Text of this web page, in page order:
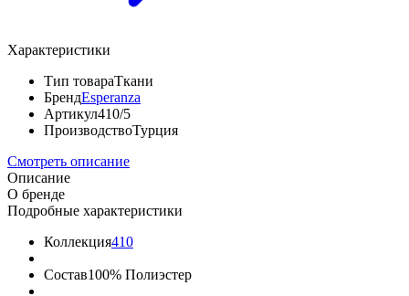
Характеристики
Тип товараТкани
БрендEsperanza
Артикул410/5
ПроизводствоТурция
Смотреть описание
Описание
О бренде
Подробные характеристики
Коллекция410
Состав100% Полиэстер